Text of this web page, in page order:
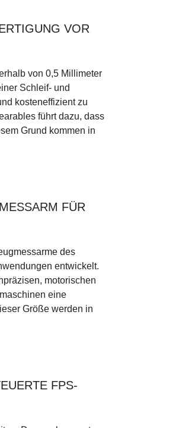
VOR
von 0,5 Millimeter
Schleif- und
kosteneffizient zu
führt dazu, dass
Grund kommen in
FÜR
des
entwickelt.
motorischen
eine
Größe werden in
FPS-